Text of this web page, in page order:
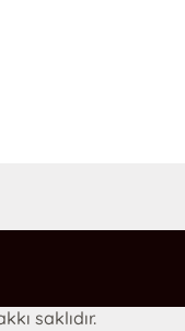
saklıdır.